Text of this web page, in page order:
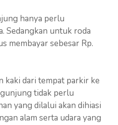
hanya perlu
Sedangkan untuk roda
membayar sebesar Rp.
kaki dari tempat parkir ke
tidak perlu
yang dilalui akan dihiasi
alam serta udara yang